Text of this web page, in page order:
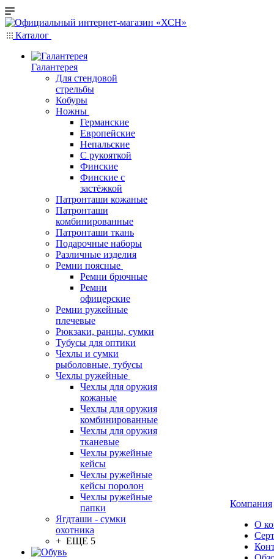
Каталог
Галантерея
Для стендовой
стрельбы
Кобуры
Ножны
Германские
Европейские
Непальские
С рукояткой
Финские
Финские с
застёжкой
Патронташи кожаные
Патронташи
комбинированные
Патронташи ткань
Подарочные наборы
Различные изделия
Ремни поясные
Ремни брючные
Ремни
офицерские
Ремни ружейные
плечевые
Рюкзаки, ранцы, сумки
Тубусы для оптики
Чехлы и сумки
рыболовные, тубусы
Чехлы ружейные
Чехлы для оружия
кожаные
Чехлы для оружия
комбинированные
Чехлы для оружия
тканевые
Чехлы ружейные
кейсы
Чехлы ружейные
кейсы поролон
Чехлы ружейные
папки
Ягдташи - сумки
охотника
+ ЕЩЕ 5
Компания
О